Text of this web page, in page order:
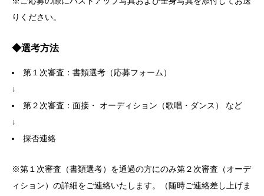
りください。
◆選考方法
第１次審査：書類選考（応募フォーム）
↓
第２次審査：面接・ オーディション（歌唱・ダンス） など
↓
採否連絡
※第１次審査（書類選考）を通過の方にのみ第２次審査（オーデ
ィション）の詳細をご連絡いたします。（随時ご連絡差し上げま